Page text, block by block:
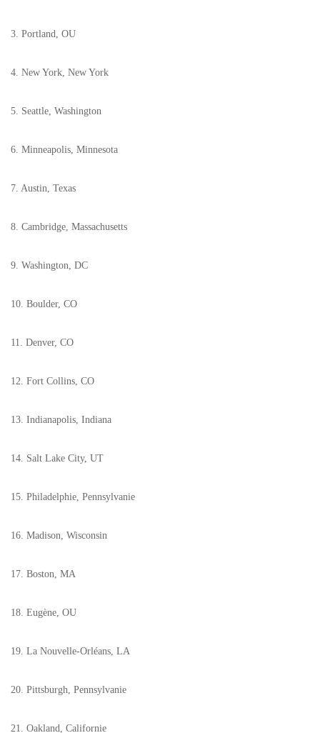
3. Portland, OU
4. New York, New York
5. Seattle, Washington
6. Minneapolis, Minnesota
7. Austin, Texas
8. Cambridge, Massachusetts
9. Washington, DC
10. Boulder, CO
11. Denver, CO
12. Fort Collins, CO
13. Indianapolis, Indiana
14. Salt Lake City, UT
15. Philadelphie, Pennsylvanie
16. Madison, Wisconsin
17. Boston, MA
18. Eugène, OU
19. La Nouvelle-Orléans, LA
20. Pittsburgh, Pennsylvanie
21. Oakland, Californie